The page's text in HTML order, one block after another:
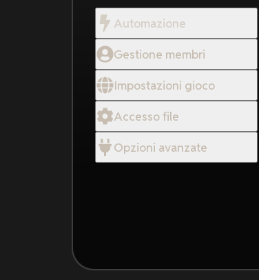
Automazione
Gestione membri
Impostazioni gioco
Accesso file
Opzioni avanzate